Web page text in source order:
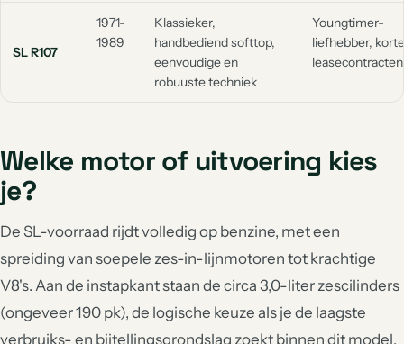
SL R107
1971-
1989
Klassieker,
handbediend softtop,
eenvoudige en
robuuste techniek
Youngtimer-
liefhebber, korte
leasecontracten
Welke motor of uitvoering kies
je?
De SL-voorraad rijdt volledig op benzine, met een
spreiding van soepele zes-in-lijnmotoren tot krachtige
V8's. Aan de instapkant staan de circa 3,0-liter zescilinders
(ongeveer 190 pk), de logische keuze als je de laagste
verbruiks- en bijtellingsgrondslag zoekt binnen dit model.